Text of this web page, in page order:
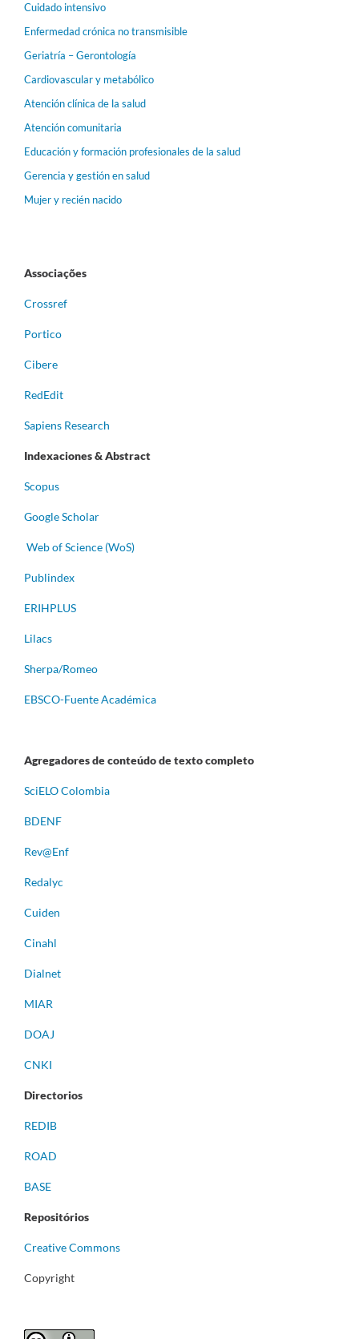
Cuidado intensivo
Enfermedad crónica no transmisible
Geriatría – Gerontología
Cardiovascular y metabólico
Atención clínica de la salud
Atención comunitaria
Educación y formación profesionales de la salud
Gerencia y gestión en salud
Mujer y recién nacido
Associações
Crossref
Portico
Cibere
RedEdit
Sapiens Research
Indexaciones & Abstract
Scopus
Google Scholar
Web of Science (WoS)
Publindex
ERIHPLUS
Lilacs
Sherpa/Romeo
EBSCO-Fuente Académica
Agregadores de conteúdo de texto completo
SciELO Colombia
BDENF
Rev@Enf
Redalyc
Cuiden
Cinahl
Dialnet
MIAR
DOAJ
CNKI
Directorios
REDIB
ROAD
BASE
Repositórios
Creative Commons
Copyright